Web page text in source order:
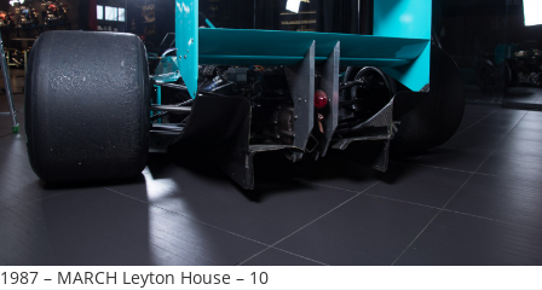
1987 – MARCH Leyton House – 10